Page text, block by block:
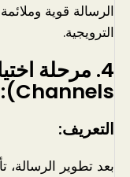
الرسالة قوية
الترويجية.
4.
Channels):
التعريف:
بعد تطوير الرسالة،